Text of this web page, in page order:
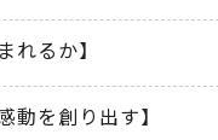
れるか】
を創り出す】